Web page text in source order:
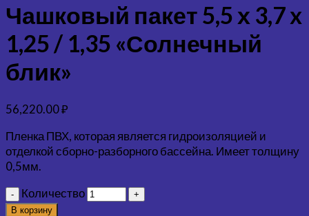
Чашковый пакет 5,5 х 3,7 x
1,25 / 1,35 «Солнечный
блик»
56,220.00₽
Пленка ПВХ, которая является гидроизоляцией и
отделкой сборно-разборного бассейна. Имеет толщину
0,5мм.
Количество
В корзину